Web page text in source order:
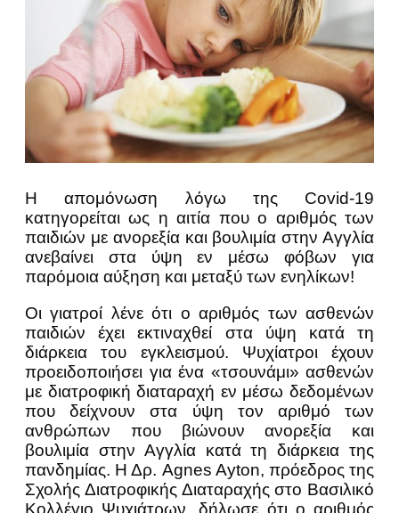
Η απομόνωση λόγω της Covid-19
κατηγορείται ως η αιτία που ο αριθμός των
παιδιών με ανορεξία και βουλιμία στην Αγγλία
ανεβαίνει στα ύψη εν μέσω φόβων για
παρόμοια αύξηση και μεταξύ των ενηλίκων!
Οι γιατροί λένε ότι ο αριθμός των ασθενών
παιδιών έχει εκτιναχθεί στα ύψη κατά τη
διάρκεια του εγκλεισμού. Ψυχίατροι έχουν
προειδοποιήσει για ένα «τσουνάμι» ασθενών
με διατροφική διαταραχή εν μέσω δεδομένων
που δείχνουν στα ύψη τον αριθμό των
ανθρώπων που βιώνουν ανορεξία και
βουλιμία στην Αγγλία κατά τη διάρκεια της
πανδημίας. Η Δρ. Agnes Ayton, πρόεδρος της
Σχολής Διατροφικής Διαταραχής στο Βασιλικό
Κολλέγιο Ψυχιάτρων, δήλωσε ότι ο αριθμός